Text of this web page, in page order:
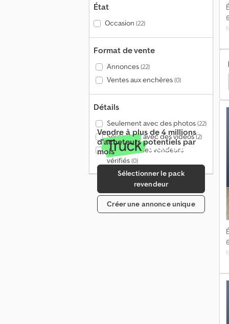
État
Occasion (22)
Format de vente
Annonces(22)
Ventes aux enchères(0)
Détails
Seulement avec des photos(22)
Seulement avec des vidéos(2)
Seulement les vendeurs
vérifiés(0)
Vendre à plus de 4 millions
d'acheteurs potentiels par
mois
Sélectionner le pack
revendeur
Créer une annonce unique
Liebherr Ltm Poids Lourds